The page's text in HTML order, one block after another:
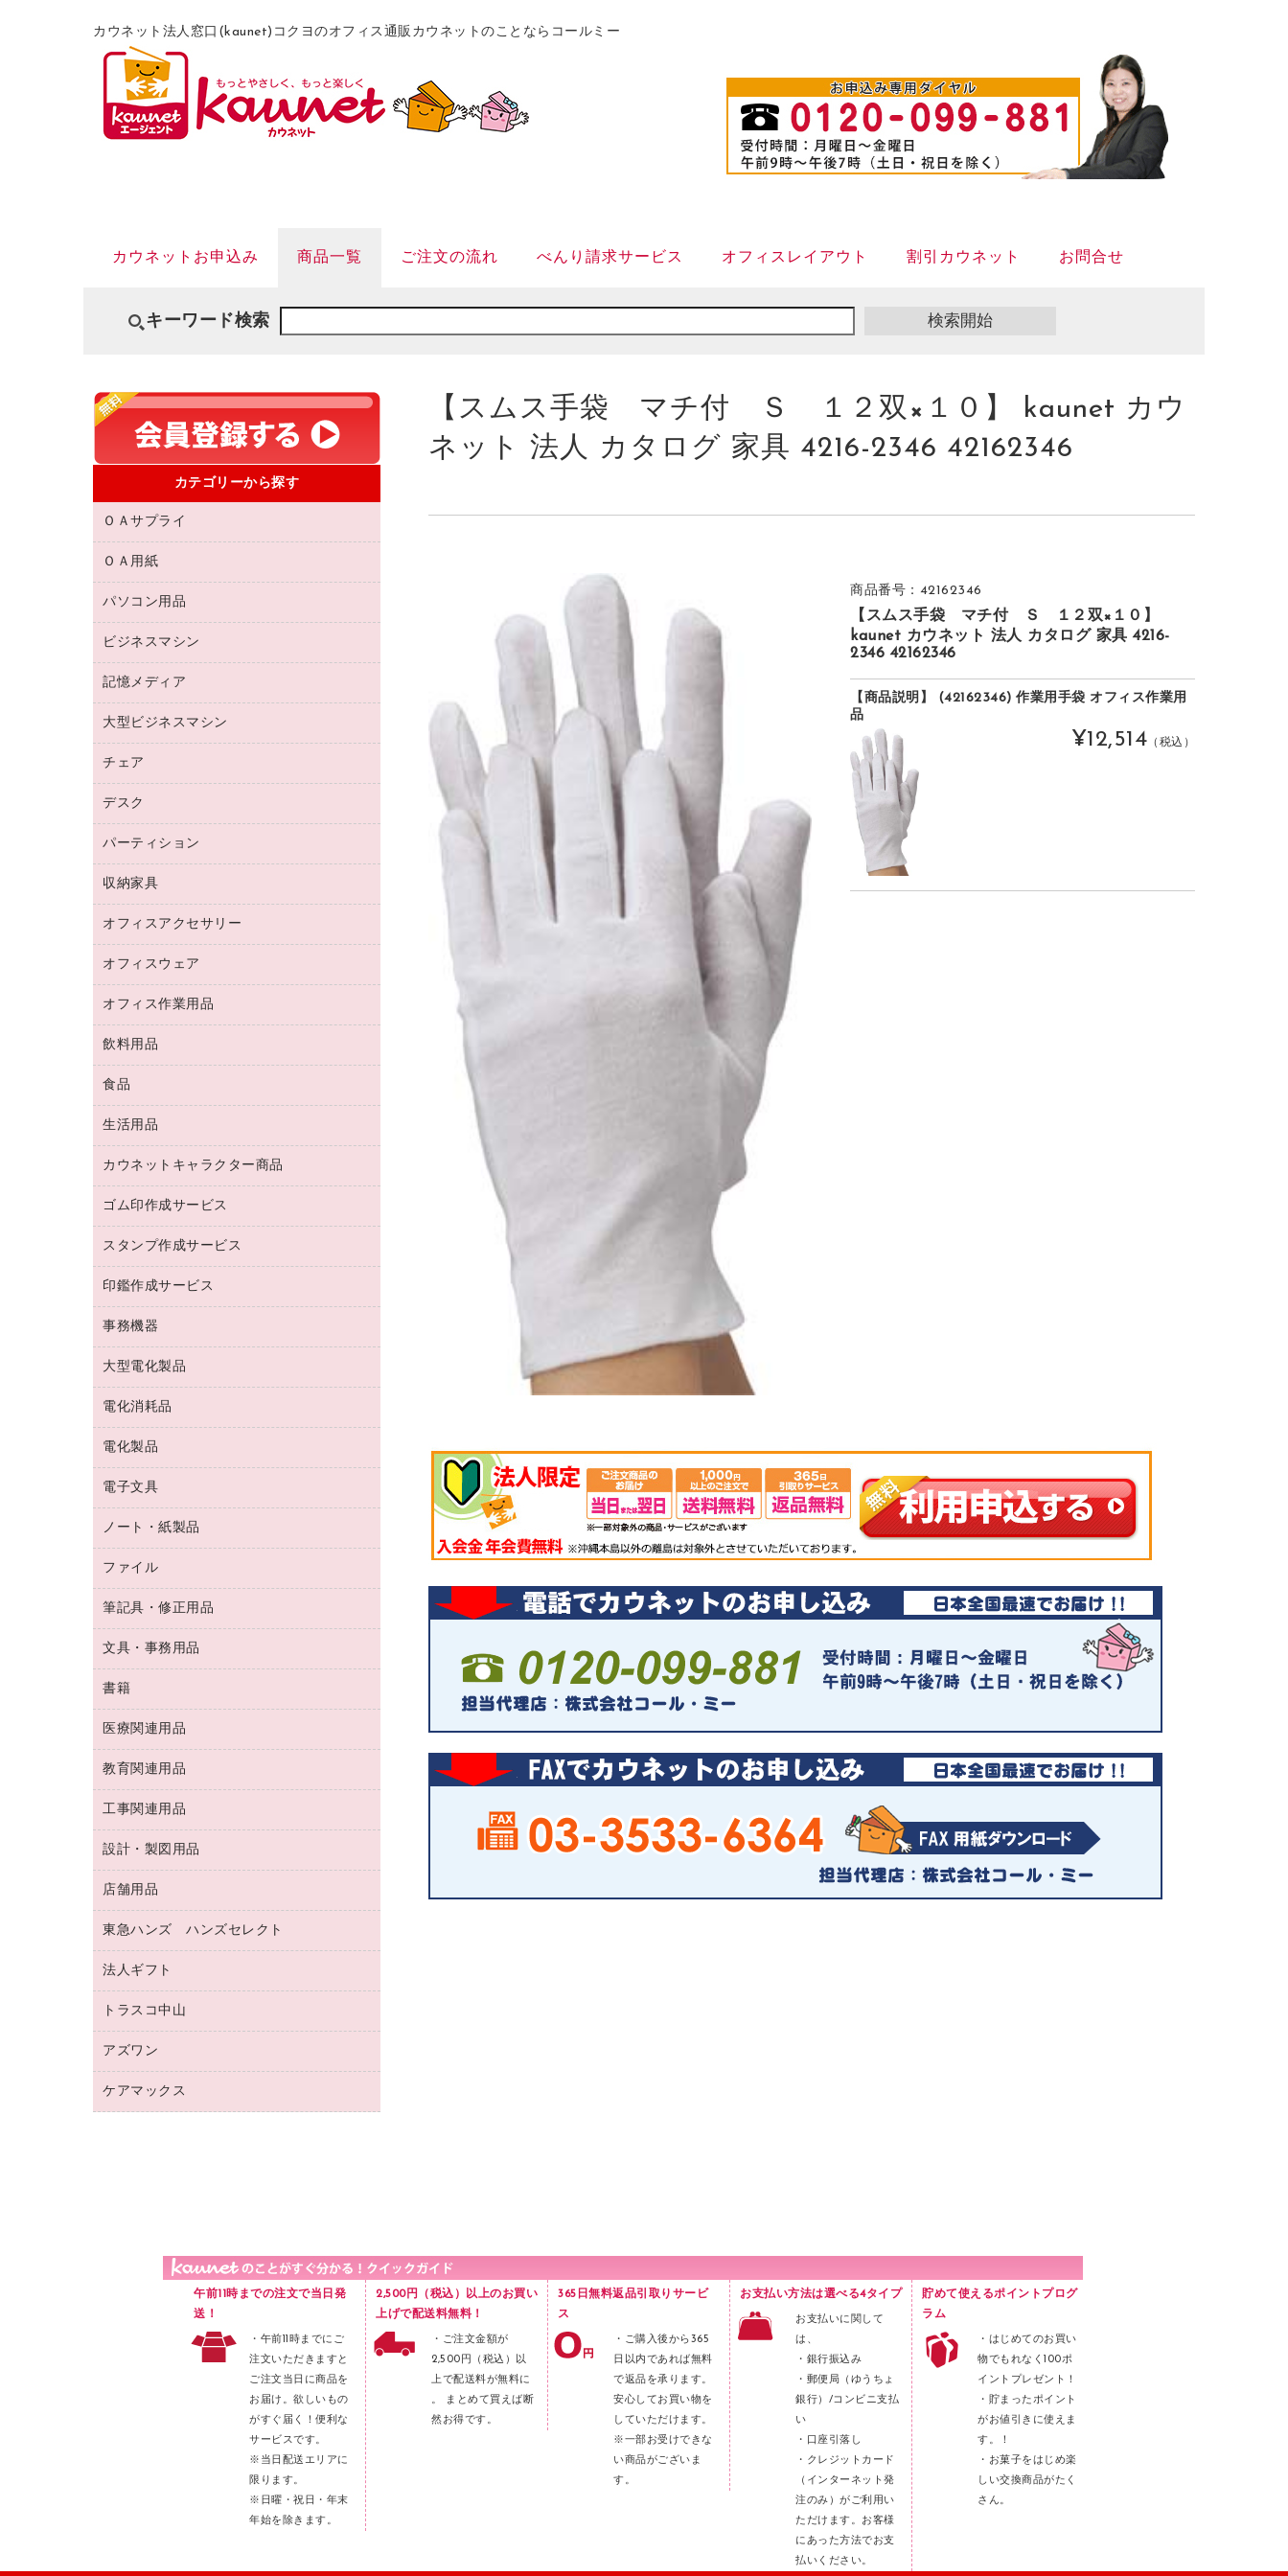
カウネット法人窓口(kaunet)コクヨのオフィス通販カウネットのことならコールミー
カウネットお申込み 商品一覧 ご注文の流れ べんり請求サービス オフィスレイアウト 割引カウネット お問合せ
キーワード検索
【スムス手袋 マチ付 Ｓ １２双×１０】 kaunet カウ
ネット 法人 カタログ 家具 4216-2346 42162346
商品番号：42162346
【スムス手袋 マチ付 Ｓ １２双×１０】
kaunet カウネット 法人 カタログ 家具 4216-
2346 42162346
【商品説明】 (42162346) 作業用手袋 オフィス作業用
品
¥12,514 （税込）
カテゴリーから探す
ＯＡサプライ
互換インクカートリッジ
リサイクルトナー（プール方式）
リサイクルインクカートリッジ
プリンタ用リボン
トナーカートリッジ
コピートナー
インクカートリッジ
ＯＡ用紙
名刺用紙
ワープロ用紙
ラベル用紙
プロッター用紙
ハガキ用紙
その他コピー用紙・プリンタ用紙
コピー用紙
パソコン用品
パソコン周辺機器
マウスパッド
マウス
パソコンバッグ／収納用品
ネットワーク／ＬＡＮ機器
ネットワーク／ＬＡＮアクセサリー
セキュリティ用品
ＵＳＢハブ／ＵＳＢアクセサリー
ＯＡフィルター
ＯＡクリーナー／エアダスター
ＨＤＤ／ＳＳＤ
ディスプレイモニター
ビジネスマシン
電話機
レーザープリンタ／複合機
メモリーカード
プロジェクタ
ファクシミリ
デジタルカメラ
スキャナー
コピー機
記憶メディア
ブルーレイディスク
ＣＤ－ＲＷ
ＣＤ－Ｒ
メディア収納用品
大型ビジネスマシン
プリンタ
チェア
応接イス・ベンチ
オフィスチェア
デスク
ミーティングテーブル
デスク
カウンター
パーティション
ホワイトボード・黒板
収納家具
保管庫・書庫
ロッカー・下駄箱
その他収納
オフィスアクセサリー
オフィスアクセサリー
オフィスウェア
医療・介護・ワーキングウェア
ブラウス・シャツ
アウター
オフィス作業用品
養生用品
防災用備蓄食品・飲料
台車・脚立
倉庫収納用品
作業用雑貨
梱包用品
梱包用テープ
園芸用品
ペット用品
飲料用品
緑茶飲料
茶葉・インスタント
紅茶・バラエティ飲料
レギュラーコーヒー
ミルク・シュガー
ソフトドリンク
コーヒーメーカー・備品
インスタントコーヒー
食品
食品
生活用品
浴室用品
台所用洗剤
掃除用品
掃除用洗剤
洗濯用品
消臭・芳香剤
殺虫剤
飲食用消耗品
ハンドソープ・石鹸
トイレ用品
トイレ用洗剤
ティッシュペーパー
ダストボックス
タオル・アメニティ用品
スリッパ・サンダル・シューズ
スポーツ・レジャー用品
ゴミ袋
キッチン用品
食品添加物製品
カウネットキャラクター商品
カウネットキャラクター商品
ゴム印作成サービス
ゴム印作成サービス
ゴム印（一行印）作成サービス
ゴム印（フリーサイズ印）作成サービス
スタンプ作成サービス
シヤチハタスタンプ作成サービス
カウネットスタンプ作成サービス
印鑑作成サービス
印鑑作成サービス
事務機器
大型シュレッダー（共配）
レーザーポインター
ラミネートフィルム
ラミネータ
タイムレコーダー
シュレッダ
ＯＨＰ用品
大型電化製品
冷蔵庫・キッチン・調理家電
テレビ・ＡＶ機器
電化消耗品
電球・蛍光灯
乾電池・充電池
フィルム・カメラ用品
デスクライト
アルバム
電化製品
掃除機・クリーナー
空調・季節家電
その他電化製品
キッチン・調理家電
ＯＡタップ／延長コード
電子文具
電卓
ラベルテープ
その他電子文具
ノート・紙製品
封筒
伝票
典礼用品
帳簿
額縁
各種用紙
ルーズリーフ
ファイル
名刺整理用品
板目表紙・綴込表紙
背幅が伸びるファイル
統一伝票用ファイル
収納保存用品
レターファイル
リングファイル
プレゼン用ファイル
ファイルボックス
パイプ式ファイル
その他ファイル
クリヤーホルダー
クリヤーブック（差替式）
クリヤーブック（固定式）
２穴リフィル・２穴インデックス
筆記具・修正用品
万年筆
消しゴム
修正液・修正ペン
修正テープ
鉛筆
マーキングペン（油性）
マーキングペン（水性）
ボールペン（油性）
ボールペン（ゲルインク）
シャープペンシル用替芯
文具・事務用品
輪ゴム
両面テープ
名札
保管・整理用品
壁面／足元収納
備品／小物ケース
透明テープ 事務用
電話台
針なしステープラー
紙めくり
裁断機
レターケース
ラベル類
メンディングテープ
メッシュケース／ペンケース
ブックエンド／ブックスタンド
書籍
パソコンソフト
医療関連用品
保健用品
使い捨て手袋
感染症対策用品
介護用品
医療関連用品
品）
教育関連用品
教育関連用品
工事関連用品
工事関連用品
設計・製図用品
設計・製図用品
店舗用品
店舗運営用品
陳列什器
紙手提げ袋
レジ・ポリ袋
ディスプレイ用品
カウンター／お会計用品
東急ハンズ ハンズセレクト
東急ハンズ
法人ギフト
高島屋
高島屋（食品・飲料）
カウネットギフト（食品・飲料）
トラスコ中山
建築・作業用品
アズワン
医療・介護用品（食品・飲料・食添製
品）
ケアマックス
午前11時までの注文で当日発
送！
・午前11時までにご
注文いただきますと
ご注文当日に商品を
お届け。欲しいもの
がすぐ届く！便利な
サービスです。
※当日配送エリアに
限ります。
※日曜・祝日・年末
年始を除きます。
2,500円（税込）以上のお買い
上げで配送料無料！
・ご注文金額が
2,500円（税込）以
上で配送料が無料に
。 まとめて買えば断
然お得です。
365日無料返品引取りサービ
ス
・ご購入後から365
日以内であれば無料
で返品を承ります。
安心してお買い物を
していただけます。
※一部お受けできな
い商品がございま
す。
お支払い方法は選べる4タイプ
お支払いに関して
は、
・銀行振込み
・郵便局（ゆうちょ
銀行）/コンビニ支払
い
・口座引落し
・クレジットカード
（インターネット発
注のみ）がご利用い
ただけます。お客様
にあった方法でお支
払いください。
貯めて使えるポイントプログ
ラム
・はじめてのお買い
物でもれなく100ポ
イントプレゼント！
・貯まったポイント
がお値引きに使えま
す。！
・お菓子をはじめ楽
しい交換商品がたく
さん。